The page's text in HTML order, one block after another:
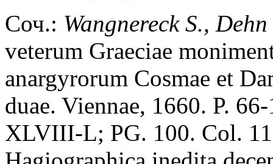
Соч.: Wangnereck S.,
veterum Graeciae
anargyrorum Cosmae et
duae. Viennae, 1660. P.
XLVIII-L; PG. 100. Col.